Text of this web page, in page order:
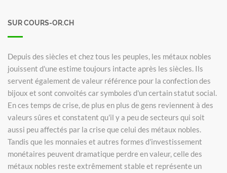
SUR COURS-OR.CH
Depuis des siècles et chez tous les peuples, les métaux nobles
jouissent d'une estime toujours intacte après les siècles. Ils
servent également de valeur référence pour la confection des
bijoux et sont convoités car symboles d'un certain statut social.
En ces temps de crise, de plus en plus de gens reviennent à des
valeurs sûres et constatent qu'il y a peu de secteurs qui soit
aussi peu affectés par la crise que celui des métaux nobles.
Tandis que les monnaies et autres formes d'investissement
monétaires peuvent dramatique perdre en valeur, celle des
métaux nobles reste extrêmement stable et représente un